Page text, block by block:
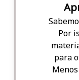
Por
para